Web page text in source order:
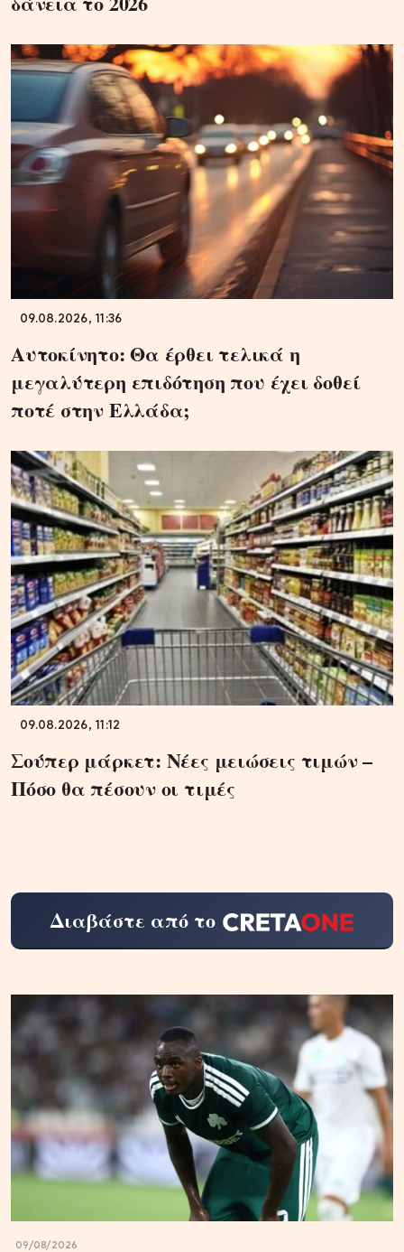
09.08.2026, 11:36
Αυτοκίνητο: Θα έρθει τελικά η
μεγαλύτερη επιδότηση που έχει δοθεί
ποτέ στην Ελλάδα;
09.08.2026, 11:12
Σούπερ μάρκετ: Νέες μειώσεις τιμών –
Πόσο θα πέσουν οι τιμές
Διαβάστε από το
09/08/2026